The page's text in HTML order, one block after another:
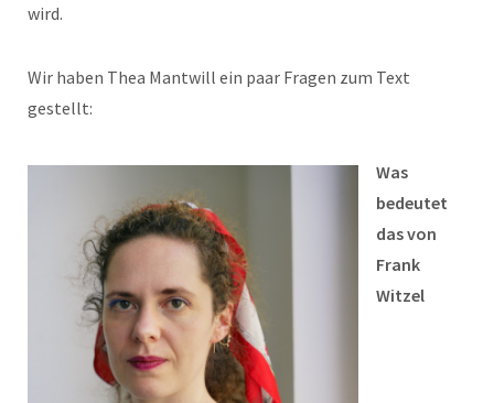
wird.
Wir haben Thea Mantwill ein paar Fragen zum Text
gestellt:
Was
bedeutet
das von
Frank
Witzel